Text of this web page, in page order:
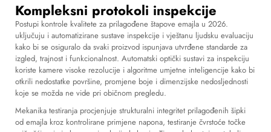
Kompleksni protokoli inspekcije
Postupi kontrole kvalitete za prilagođene štapove emajla u 2026.
uključuju i automatizirane sustave inspekcije i vještanu ljudsku evaluaciju
kako bi se osiguralo da svaki proizvod ispunjava utvrđene standarde za
izgled, trajnost i funkcionalnost. Automatski optički sustavi za inspekciju
koriste kamere visoke rezolucije i algoritme umjetne inteligencije kako bi
otkrili nedostatke površine, promjene boje i dimenzijske nedosljednosti
koje se možda ne vide pri običnom pregledu.
Mekanika testiranja procjenjuje strukturalni integritet prilagođenih šipki
od emajla kroz kontrolirane primjene napona, testiranje čvrstoće točke